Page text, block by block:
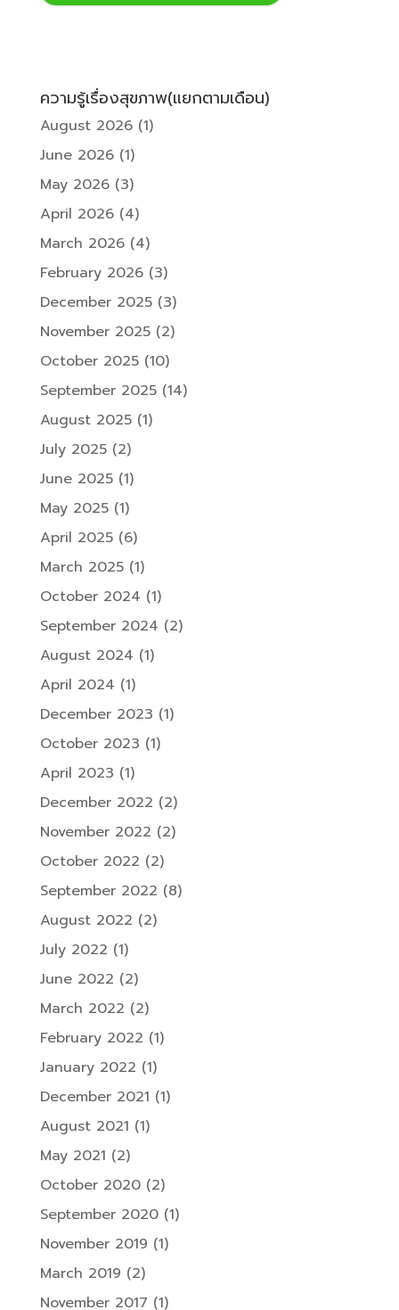
ความรู้เรื่องสุขภาพ(แยกตามเดือน)
August 2026(1)
June 2026(1)
May 2026(3)
April 2026(4)
March 2026(4)
February 2026(3)
December 2025(3)
November 2025(2)
October 2025(10)
September 2025(14)
August 2025(1)
July 2025(2)
June 2025(1)
May 2025(1)
April 2025(6)
March 2025(1)
October 2024 (1)
September 2024 (2)
August 2024 (1)
April 2024 (1)
December 2023 (1)
October 2023 (1)
April 2023 (1)
December 2022 (2)
November 2022 (2)
October 2022 (2)
September 2022 (8)
August 2022 (2)
July 2022 (1)
June 2022 (2)
March 2022 (2)
February 2022 (1)
January 2022 (1)
December 2021 (1)
August 2021 (1)
May 2021 (2)
October 2020(2)
September 2020(1)
November 2019 (1)
March 2019 (2)
November 2017 (1)